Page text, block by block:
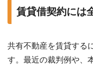
賃貸借契約には
共有不動産を賃貸する
す。最近の裁判例や、